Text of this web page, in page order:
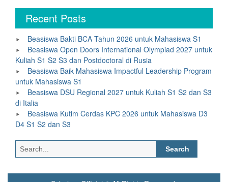
Recent Posts
Beasiswa Bakti BCA Tahun 2026 untuk Mahasiswa S1
Beasiswa Open Doors International Olympiad 2027 untuk
Kuliah S1 S2 S3 dan Postdoctoral di Rusia
Beasiswa Baik Mahasiswa Impactful Leadership Program
untuk Mahasiswa S1
Beasiswa DSU Regional 2027 untuk Kuliah S1 S2 dan S3
di Italia
Beasiswa Kutim Cerdas KPC 2026 untuk Mahasiswa D3
D4 S1 S2 dan S3
Search
for: